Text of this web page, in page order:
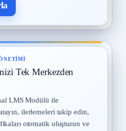
Tek Merkezden
LMS Modülü ile
ilerlemeleri takip edin,
otomatik oluşturun ve